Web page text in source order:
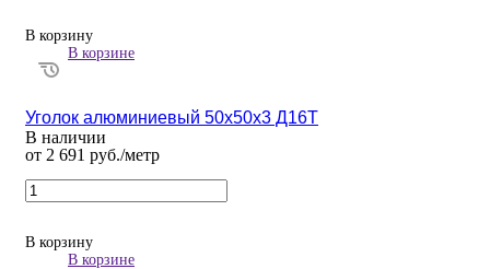
В корзину
В корзине
Уголок алюминиевый 50х50х3 Д16Т
В наличии
от 2 691 руб./метр
В корзину
В корзине